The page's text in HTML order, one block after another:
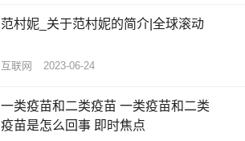
范村妮_关于范村妮的简介|全球滚动
互联网 2023-06-24
一类疫苗和二类疫苗 一类疫苗和二类
疫苗是怎么回事 即时焦点